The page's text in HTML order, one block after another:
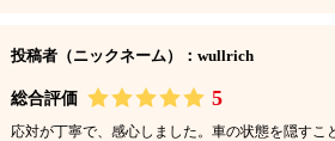
投稿者（ニックネーム）：wullrich
総合評価 5
応対が丁寧で、感心しました。車の状態を隠すこ